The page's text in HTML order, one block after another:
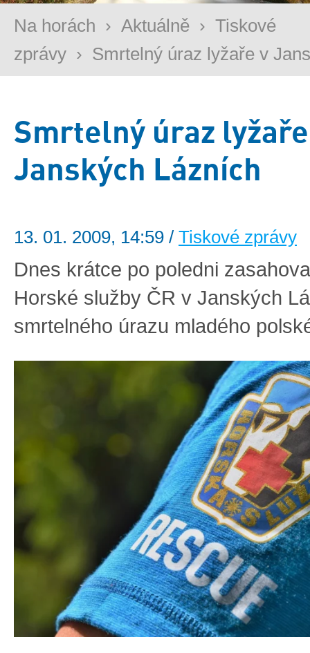
Na horách › Aktuálně › Tiskové
zprávy › Smrtelný úraz lyžaře v
Smrtelný úraz
Janských Lázních
13. 01. 2009, 14:59 / Tiskové zprávy
Dnes krátce po poledni
Horské služby ČR v Janských
smrtelného úrazu mladého